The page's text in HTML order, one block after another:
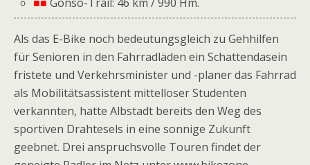
Als das E-Bike noch bedeutungsgleich zu Gehhilfen
für Senioren in den Fahrradläden ein Schattendasein
fristete und Verkehrsminister und -planer das Fahrrad
als Mobilitätsassistent mittelloser Studenten
verkannten, hatte Albstadt bereits den Weg des
sportiven Drahtesels in eine sonnige Zukunft
geebnet. Drei anspruchs­volle Touren findet der